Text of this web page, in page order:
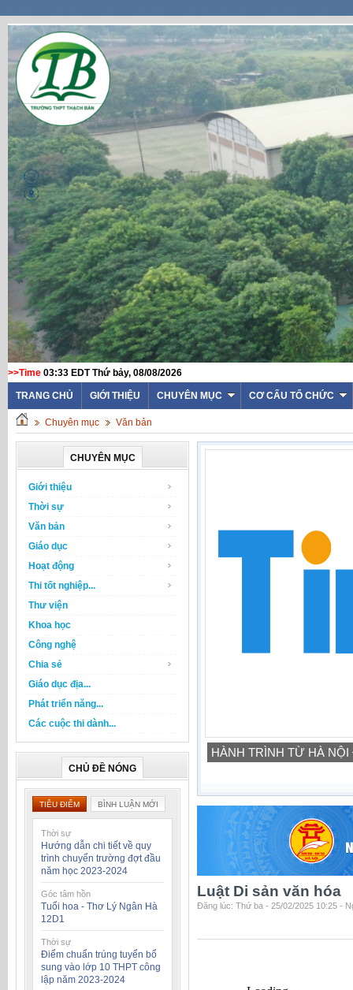
>>Time 03:33 EDT Thứ bảy, 08/08/2026
TRANG CHỦ GIỚI THIỆU CHUYÊN MỤC CƠ CẤU TỔ CHỨC
Chuyên mục Văn bản
CHUYÊN MỤC
Giới thiệu
Thời sự
Văn bản
Giáo dục
Hoạt động
Thi tốt nghiệp...
Thư viện
Khoa học
Công nghệ
Chia sẻ
Giáo dục địa...
Phát triển năng...
Các cuộc thi dành...
CHỦ ĐỀ NÓNG
TIÊU ĐIỂM BÌNH LUẬN MỚI
Thời sự
Hướng dẫn chi tiết về quy
trình chuyển trường đợt đầu
năm học 2023-2024
Góc tâm hồn
Tuổi hoa - Thơ Lý Ngân Hà
12D1
Thời sự
Điểm chuẩn trúng tuyển bổ
sung vào lớp 10 THPT công
lập năm 2023-2024
Cuộc thi tìm hiểu 80 năm
19/10/2026)
Luật Di sản văn hóa
Đăng lúc: Thứ ba - 25/02/2025 10:25 -